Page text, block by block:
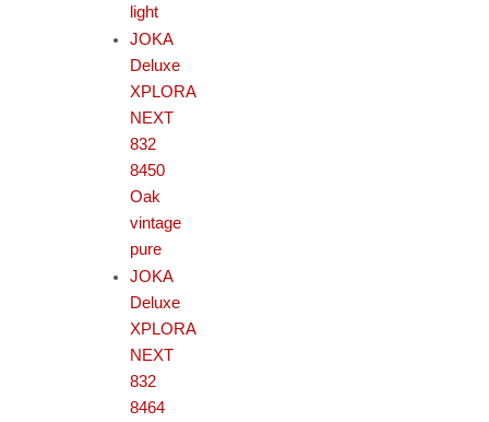
light
JOKA
Deluxe
XPLORA
NEXT
832
8450
Oak
vintage
pure
JOKA
Deluxe
XPLORA
NEXT
832
8464